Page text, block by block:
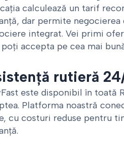
calculează un tarif
dar permite
integrat. Vei primi
accepta pe cea mai
rutieră
este disponibil în toată
Platforma noastră
cu costuri reduse pentru